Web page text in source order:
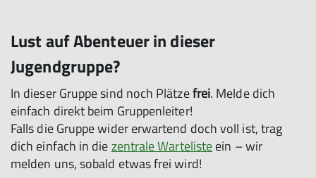
Lust auf Abenteuer in dieser
Jugendgruppe?
In dieser Gruppe sind noch Plätzefrei. Melde dich
einfach direkt beim Gruppenleiter!
Falls die Gruppe wider erwartend doch voll ist, trag
dich einfach in diezentrale Wartelisteein – wir
melden uns, sobald etwas frei wird!